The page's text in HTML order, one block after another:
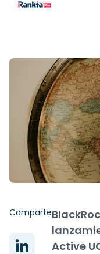
Comparte
Active